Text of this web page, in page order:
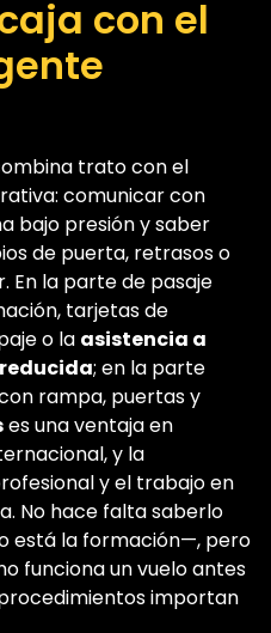
con el
trato con el
comunicar con
bajo presión y saber
de puerta, retrasos o
En la parte de pasaje
tarjetas de
o la asistencia a
; en la parte
rampa, puertas y
es una ventaja en
y la
y el trabajo en
No hace falta saberlo
está la formación—, pero
funciona un vuelo antes
importan